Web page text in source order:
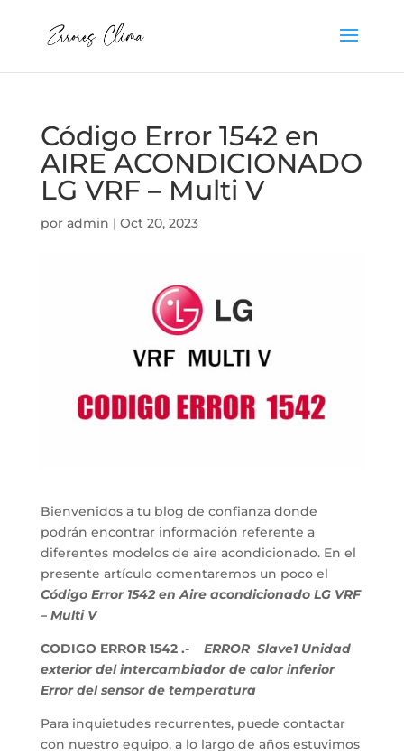
Código Error 1542 en
AIRE ACONDICIONADO
LG VRF – Multi V
por admin | Oct 20, 2023
Bienvenidos a tu blog de confianza donde
podrán encontrar información referente a
diferentes modelos de aire acondicionado. En el
presente artículo comentaremos un poco el
Código Error 1542 en Aire acondicionado LG VRF
– Multi V
CODIGO ERROR 1542 .-
ERROR Slave1 Unidad
exterior del intercambiador de calor inferior
Error del sensor de temperatura
Para inquietudes recurrentes, puede contactar
con nuestro equipo, a lo largo de años estuvimos